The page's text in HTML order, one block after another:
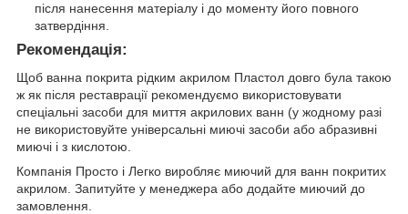
після нанесення матеріалу і до моменту його повного
затвердіння.
Рекомендація:
Щоб ванна покрита рідким акрилом Пластол довго була такою
ж як після реставрації рекомендуємо використовувати
спеціальні засоби для миття акрилових ванн (у жодному разі
не використовуйте універсальні миючі засоби або абразивні
миючі і з кислотою.
Компанія Просто і Легко виробляє миючий для ванн покритих
акрилом. Запитуйте у менеджера або додайте миючий до
замовлення.